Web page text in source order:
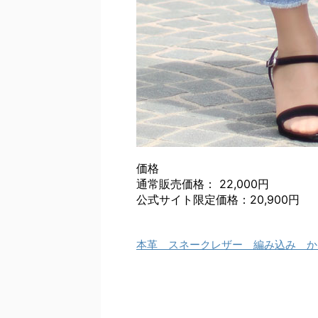
価格
通常販売価格： 22,000円
公式サイト限定価格：20,900円
本革 スネークレザー 編み込み か